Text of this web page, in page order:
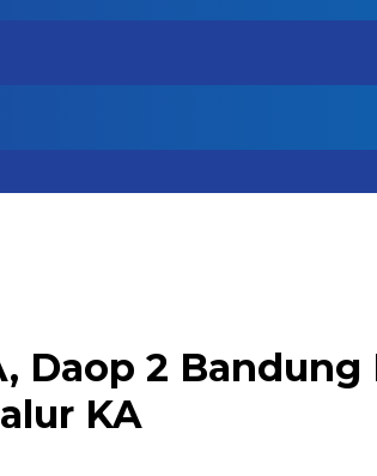
Daop 2
KA